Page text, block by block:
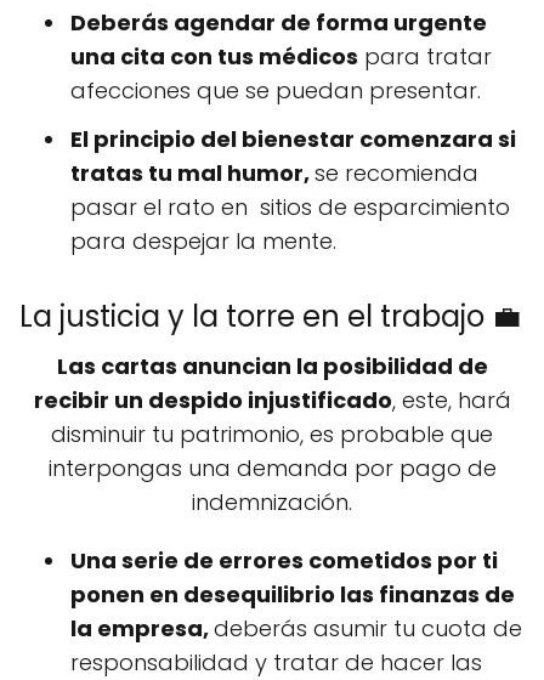
Deberás agendar de forma urgente
una cita con tus médicos para tratar
afecciones que se puedan presentar.
El principio del bienestar comenzara si
tratas tu mal humor,se recomienda
pasar el rato en sitios de esparcimiento
para despejar la mente.
La justicia y la torre en el trabajo 💼
Las cartas anuncian la posibilidad de
recibir un despido injustificado, este, hará
disminuir tu patrimonio, es probable que
interpongas una demanda por pago de
indemnización.
Una serie de errores cometidos por ti
ponen en desequilibrio las finanzas de
la empresa,deberás asumir tu cuota de
responsabilidad y tratar de hacer las